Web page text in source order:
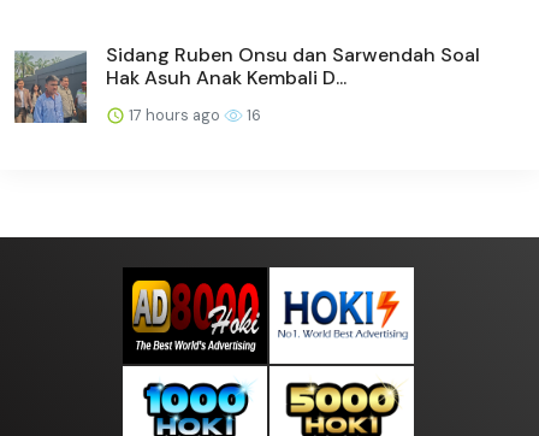
Sidang Ruben Onsu dan Sarwendah Soal
Hak Asuh Anak Kembali D...
17 hours ago 16